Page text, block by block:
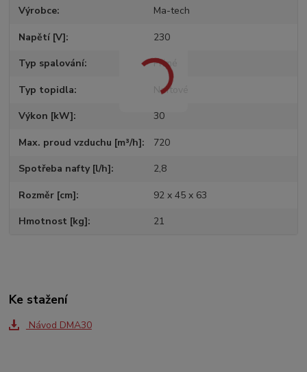
Výrobce Ma-tech
Napětí [V] 230
Typ spalování Přímé
Typ topidla Naftové
Výkon [kW] 30
Max. proud vzduchu [m³/h] 720
Spotřeba nafty [l/h] 2,8
Rozměr [cm] 92 x 45 x 63
Hmotnost [kg] 21
Ke stažení
Návod DMA30